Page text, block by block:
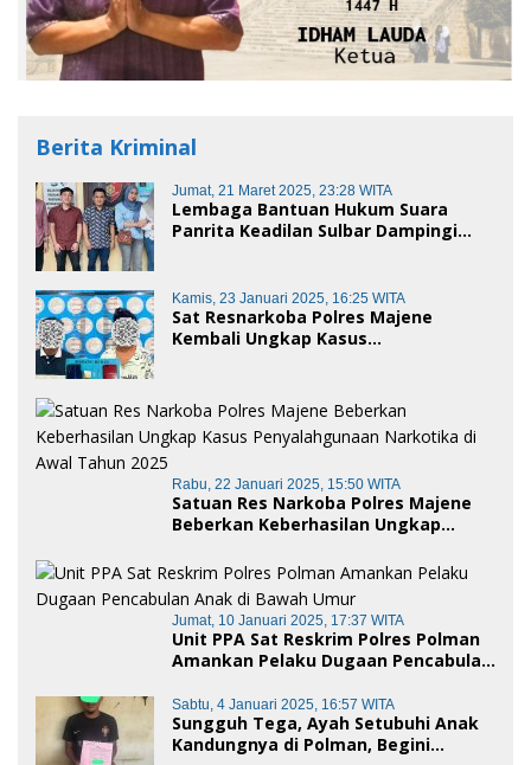
Berita Kriminal
Jumat, 21 Maret 2025, 23:28 WITA
Lembaga Bantuan Hukum Suara
Panrita Keadilan Sulbar Dampingi
Polman
Kamis, 23 Januari 2025, 16:25 WITA
Sat Resnarkoba Polres Majene
Kembali Ungkap Kasus
Rabu, 22 Januari 2025, 15:50 WITA
Satuan Res Narkoba Polres Majene
Beberkan Keberhasilan Ungkap
Awal Tahun 2025
Jumat, 10 Januari 2025, 17:37 WITA
Unit PPA Sat Reskrim Polres Polman
Amankan Pelaku Dugaan Pencabulan
Sabtu, 4 Januari 2025, 16:57 WITA
Sungguh Tega, Ayah Setubuhi Anak
Kandungnya di Polman, Begini